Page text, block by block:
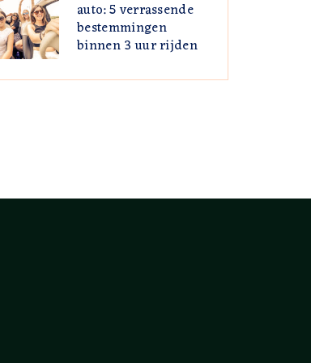
auto: 5 verrassende
bestemmingen
binnen 3 uur rijden